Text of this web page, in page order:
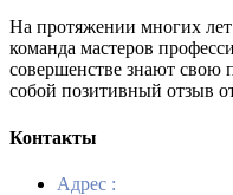
На протяжении многих
команда мастеров
совершенстве знают свою
собой позитивный отзыв
Контакты
Адрес :